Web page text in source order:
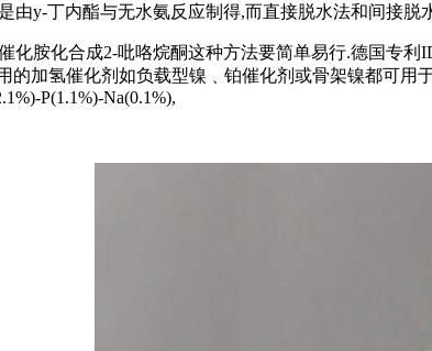
由y-丁内酯与无水氨反应制得,而直接脱水法和间接脱
化胺化合成2-吡咯烷酮这种方法要简单易行.德国专
的加氢催化剂如负载型镍﹑铂催化剂或骨架镍都可用
P(1.1%)-Na(0.1%),